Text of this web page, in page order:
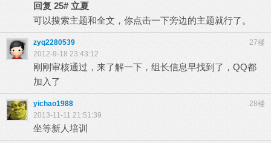
回复 25# 立夏
可以搜索主题和全文，你点击一下旁边的主题就行了。
27楼
zyq2280539
2012-9-18 23:43:12
刚刚审核通过，来了解一下，组长信息早找到了，QQ都
加入了
28楼
yichao1988
2013-11-11 21:51:39
坐等新人培训